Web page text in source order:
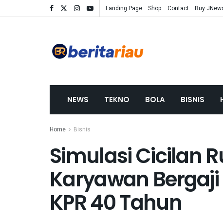
Landing Page Shop Contact Buy
NEWS TEKNO BOLA BISNIS
Home Bisnis
Simulasi Cicilan
Karyawan
KPR 40 Tahun